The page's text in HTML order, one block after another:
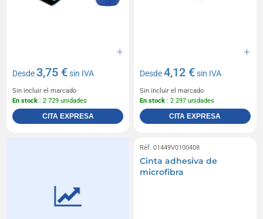
Desde3,75 €sin IVA
Sin incluir el marcado
En stock : 2 729 unidades
CITA EXPRESA
Desde4,12 €sin IVA
Sin incluir el marcado
En stock : 2 297 unidades
CITA EXPRESA
Réf. 01449V0100408
Cinta adhesiva de
microfibra